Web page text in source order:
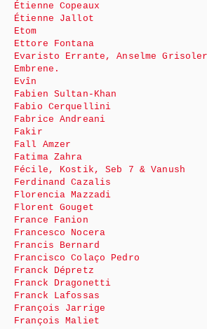
Étienne Copeaux
Étienne Jallot
Etom
Ettore Fontana
Evaristo Errante, Anselme
Embrene.
Evîn
Fabien Sultan-Khan
Fabio Cerquellini
Fabrice Andreani
Fakir
Fall Amzer
Fatima Zahra
Fécile, Kostik, Seb 7 & Vanush
Ferdinand Cazalis
Florencia Mazzadi
Florent Gouget
France Fanion
Francesco Nocera
Francis Bernard
Francisco Colaço Pedro
Franck Dépretz
Franck Dragonetti
Franck Lafossas
François Jarrige
François Maliet